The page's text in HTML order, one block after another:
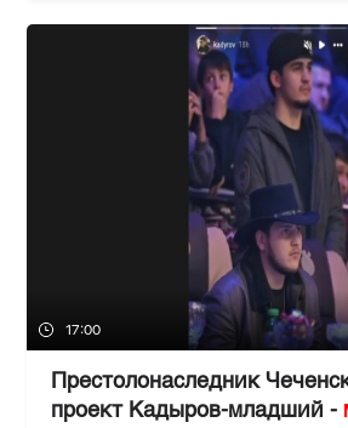
17:00
Престолонаследник
проект Кадыров-младший -